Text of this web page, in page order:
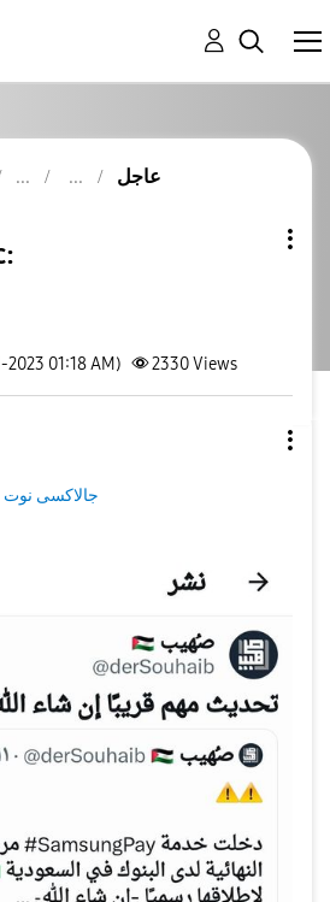
عاجل
2023 01:18 AM) 2330Views
جالاكسى نوت